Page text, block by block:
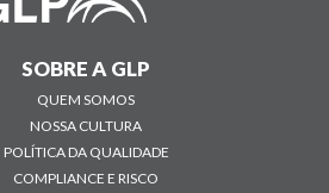
SOBRE A GLP
QUEM SOMOS
NOSSA CULTURA
POLÍTICA DA QUALIDADE
COMPLIANCE E RISCO